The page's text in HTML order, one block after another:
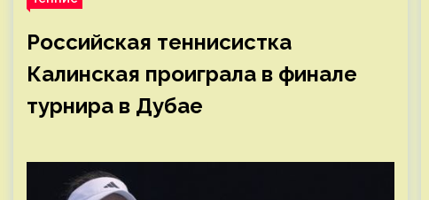
Российская теннисистка
Калинская проиграла в финале
турнира в Дубае